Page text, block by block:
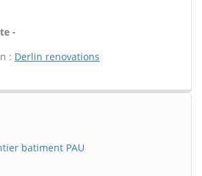
-
: Derlin renovations
batiment PAU